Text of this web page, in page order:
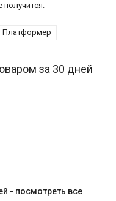
получится.
Платформер
за 30 дней
- посмотреть все